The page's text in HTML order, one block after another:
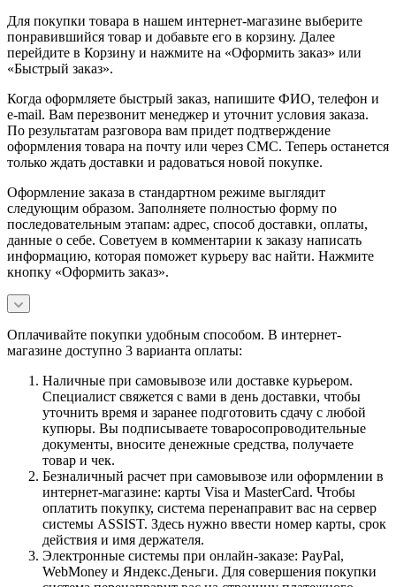
Для покупки товара в нашем интернет-магазине выберите
понравившийся товар и добавьте его в корзину. Далее
перейдите в Корзину и нажмите на «Оформить заказ» или
«Быстрый заказ».
Когда оформляете быстрый заказ, напишите ФИО, телефон и
e-mail. Вам перезвонит менеджер и уточнит условия заказа.
По результатам разговора вам придет подтверждение
оформления товара на почту или через СМС. Теперь останется
только ждать доставки и радоваться новой покупке.
Оформление заказа в стандартном режиме выглядит
следующим образом. Заполняете полностью форму по
последовательным этапам: адрес, способ доставки, оплаты,
данные о себе. Советуем в комментарии к заказу написать
информацию, которая поможет курьеру вас найти. Нажмите
кнопку «Оформить заказ».
Оплачивайте покупки удобным способом. В интернет-
магазине доступно 3 варианта оплаты:
Наличные при самовывозе или доставке курьером.
Специалист свяжется с вами в день доставки, чтобы
уточнить время и заранее подготовить сдачу с любой
купюры. Вы подписываете товаросопроводительные
документы, вносите денежные средства, получаете
товар и чек.
Безналичный расчет при самовывозе или оформлении в
интернет-магазине: карты Visa и MasterCard. Чтобы
оплатить покупку, система перенаправит вас на сервер
системы ASSIST. Здесь нужно ввести номер карты, срок
действия и имя держателя.
Электронные системы при онлайн-заказе: PayPal,
WebMoney и Яндекс.Деньги. Для совершения покупки